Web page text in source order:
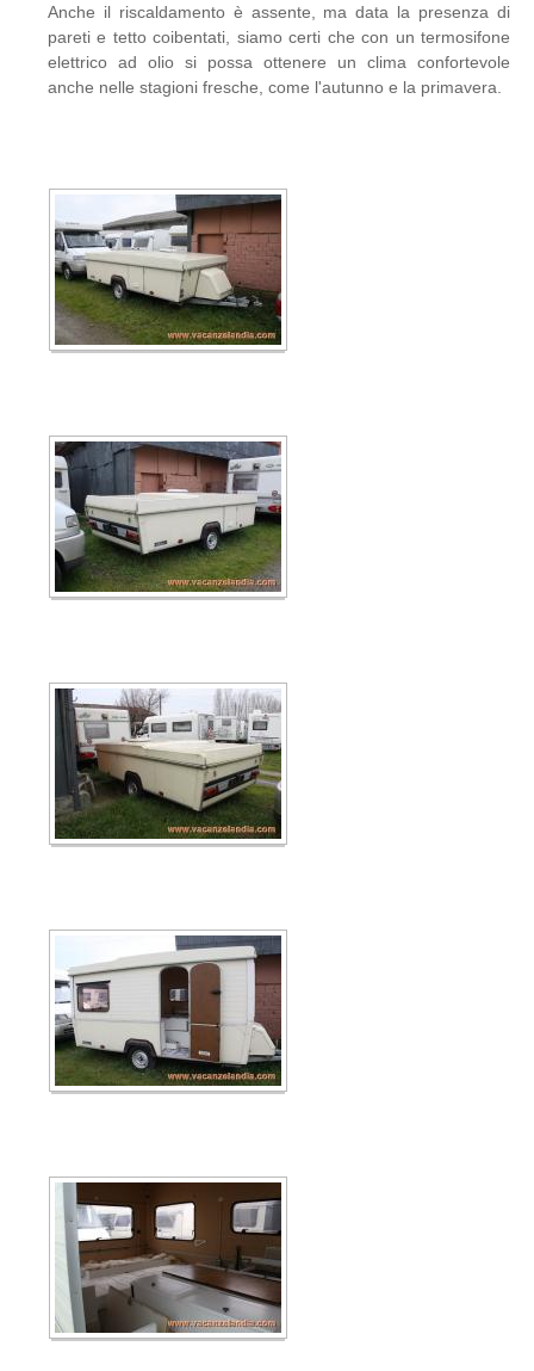
Anche il riscaldamento è assente, ma data la presenza di
pareti e tetto coibentati, siamo certi che con un termosifone
elettrico ad olio si possa ottenere un clima confortevole
anche nelle stagioni fresche, come l'autunno e la primavera.